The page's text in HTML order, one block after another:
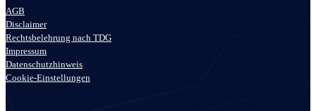
AGB
Disclaimer
Rechtsbelehrung nach TDG
Impressum
Datenschutzhinweis
Cookie-Einstellungen